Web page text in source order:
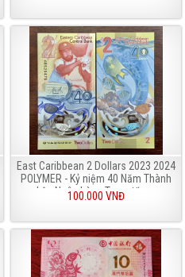
East Caribbean 2 Dollars 2023 2024
POLYMER - Kỷ niệm 40 Năm Thành
Lập Ngân hàng Trung Ương
100.000 VNĐ